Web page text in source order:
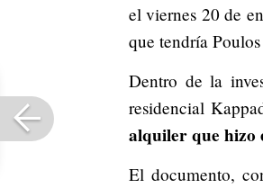
el viernes 20 de
que tendría Poulos
Dentro de la
residencial
alquiler que hizo
El documento,